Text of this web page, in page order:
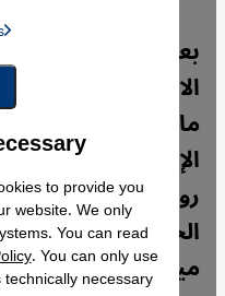
بعد إحراز قوات
الانتصارات
الإندبندنت
روبرت فيسك، بعض
الخطوط الأمامية
ميشائيل هارتليب
to provide you
website. We only
You can read
. You can only use
necessary.
Youtube Embed
Connect
Maps Embed